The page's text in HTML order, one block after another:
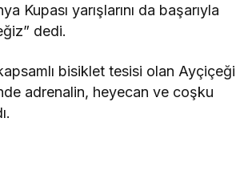
Kupası yarışlarını da başarıyla
dedi.
bisiklet tesisi olan Ayçiçeği
adrenalin, heyecan ve coşku